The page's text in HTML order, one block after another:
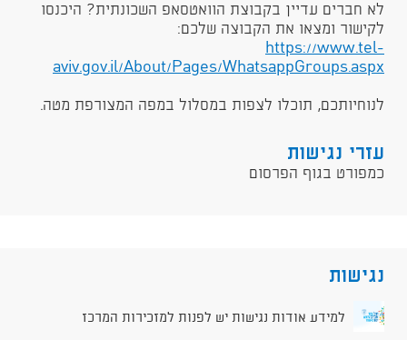
​לא חברים עדיין בקבוצת הוואטסאפ השכונתית? היכנסו
לקישור ומצאו את הקבוצה שלכם:
https://www.tel-
aviv.gov.il/About/Pages/WhatsappGroups.aspx​
לנוחיותכם, תוכלו לצפות במסלול במפה המצורפת מטה.
עזרי נגישות
כמפורט בגוף הפרסום
נגישות
למידע אודות נגישות יש לפנות למזכירות המרכז